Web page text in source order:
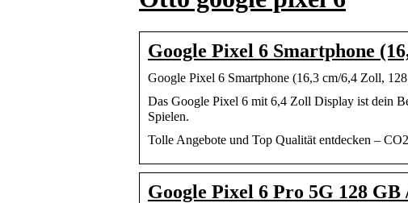
Google Pixel 6 Smartphone
Google Pixel 6 Smartphone (16,3 cm/6,4 Zoll,
Das Google Pixel 6 mit 6,4 Zoll Display ist dein
Spielen.
Tolle Angebote und Top Qualität entdecken –
Google Pixel 6 Pro 5G 128